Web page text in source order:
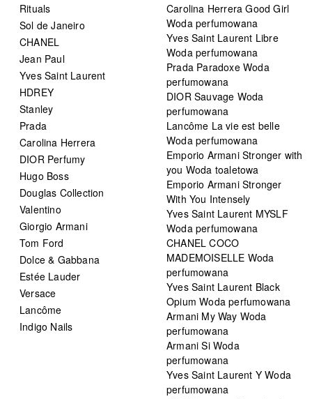
Rituals
Sol de Janeiro
CHANEL
Jean Paul
Yves Saint Laurent
HDREY
Stanley
Prada
Carolina Herrera
DIOR Perfumy
Hugo Boss
Douglas Collection
Valentino
Giorgio Armani
Tom Ford
Dolce & Gabbana
Estée Lauder
Versace
Lancôme
Indigo Nails
Carolina Herrera Good Girl
Woda perfumowana
Yves Saint Laurent Libre
Woda perfumowana
Prada Paradoxe Woda
perfumowana
DIOR Sauvage Woda
perfumowana
Lancôme La vie est belle
Woda perfumowana
Emporio Armani Stronger with
you Woda toaletowa
Emporio Armani Stronger
With You Intensely
Yves Saint Laurent MYSLF
Woda perfumowana
CHANEL COCO
MADEMOISELLE Woda
perfumowana
Yves Saint Laurent Black
Opium Woda perfumowana
Armani My Way Woda
perfumowana
Armani Si Woda
perfumowana
Yves Saint Laurent Y Woda
perfumowana